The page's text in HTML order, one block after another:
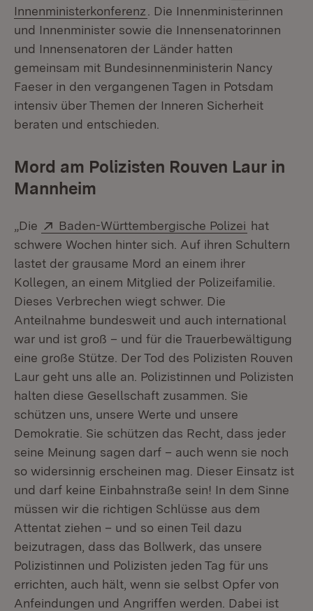
Innenministerkonferenz (Öffnet in neuem Fenster)
. Die Innenministerinnen
und Innenminister sowie die Innensenatorinnen
und Innensenatoren der Länder hatten
gemeinsam mit Bundesinnenministerin Nancy
Faeser in den vergangenen Tagen in Potsdam
intensiv über Themen der Inneren Sicherheit
beraten und entschieden.
Mord am Polizisten Rouven Laur in
Mannheim
„Die Extern:
Baden-Württembergische Polizei (Öffnet in
hat
schwere Wochen hinter sich. Auf ihren Schultern
lastet der grausame Mord an einem ihrer
Kollegen, an einem Mitglied der Polizeifamilie.
Dieses Verbrechen wiegt schwer. Die
Anteilnahme bundesweit und auch international
war und ist groß – und für die Trauerbewältigung
eine große Stütze. Der Tod des Polizisten Rouven
Laur geht uns alle an. Polizistinnen und Polizisten
halten diese Gesellschaft zusammen. Sie
schützen uns, unsere Werte und unsere
Demokratie. Sie schützen das Recht, dass jeder
seine Meinung sagen darf – auch wenn sie noch
so widersinnig erscheinen mag. Dieser Einsatz ist
und darf keine Einbahnstraße sein! In dem Sinne
müssen wir die richtigen Schlüsse aus dem
Attentat ziehen – und so einen Teil dazu
beizutragen, dass das Bollwerk, das unsere
Polizistinnen und Polizisten jeden Tag für uns
errichten, auch hält, wenn sie selbst Opfer von
Anfeindungen und Angriffen werden. Dabei ist